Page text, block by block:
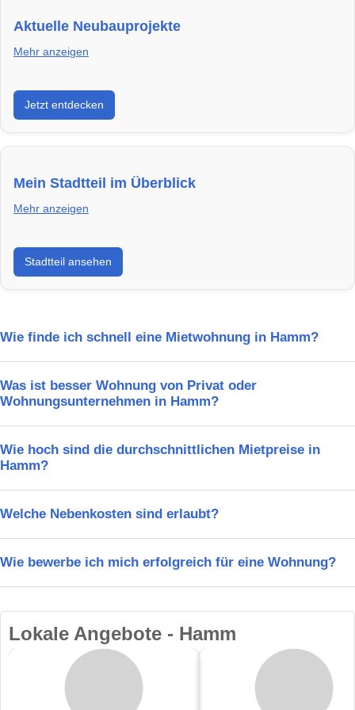
Aktuelle Neubauprojekte
Mehr anzeigen
Entdecke Neubauprojekte in Hamm – modern,
energieeffizient und sofort bezugsfertig.
Jetzt entdecken
Mein Stadtteil im Überblick
Mehr anzeigen
Erfahre mehr über deinen Stadtteil in Hamm:
Lebensqualität, Verkehrsanbindung, Schulen,
Freizeitmöglichkeiten und Mietpreise.
Stadtteil ansehen
Wie finde ich schnell eine Mietwohnung in Hamm?
Was ist besser Wohnung von Privat oder
Wohnungsunternehmen in Hamm?
Wie hoch sind die durchschnittlichen Mietpreise in
Hamm?
Welche Nebenkosten sind erlaubt?
Wie bewerbe ich mich erfolgreich für eine Wohnung?
Lokale Angebote - Hamm